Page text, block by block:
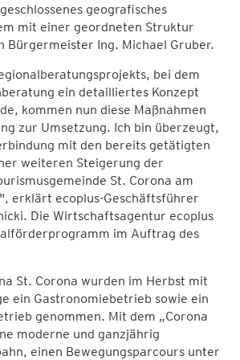
geografisches
mit einer geordneten Struktur
Bürgermeister Ing. Michael Gruber.
bei dem
ein detailliertes Konzept
kommen nun diese Maßnahmen
zur Umsetzung. Ich bin überzeugt,
mit den bereits getätigten
weiteren Steigerung der
St. Corona am
erklärt ecoplus-Geschäftsführer
Die Wirtschaftsagentur ecoplus
im Auftrag des
St. Corona wurden im Herbst mit
ein Gastronomiebetrieb sowie ein
genommen. Mit dem „Corona
moderne und ganzjährig
einen Bewegungsparcours unter